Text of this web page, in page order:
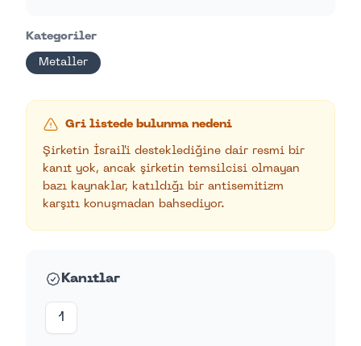
Kategoriler
Metaller
Gri listede bulunma nedeni
Şirketin İsrail'i desteklediğine dair resmi bir
kanıt yok, ancak şirketin temsilcisi olmayan
bazı kaynaklar, katıldığı bir antisemitizm
karşıtı konuşmadan bahsediyor.
Kanıtlar
1